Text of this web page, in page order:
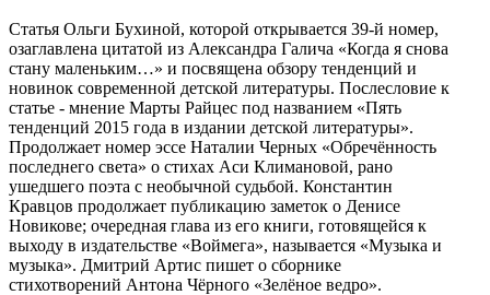
Статья Ольги Бухиной, которой открывается 39-й номер,
озаглавлена цитатой из Александра Галича «Когда я снова
стану маленьким…» и посвящена обзору тенденций и
новинок современной детской литературы. Послесловие к
статье - мнение Марты Райцес под названием «Пять
тенденций 2015 года в издании детской литературы».
Продолжает номер эссе Наталии Черных «Обречённость
последнего света» о стихах Аси Климановой, рано
ушедшего поэта с необычной судьбой. Константин
Кравцов продолжает публикацию заметок о Денисе
Новикове; очередная глава из его книги, готовящейся к
выходу в издательстве «Воймега», называется «Музыка и
музыка». Дмитрий Артис пишет о сборнике
стихотворений Антона Чёрного «Зелёное ведро».